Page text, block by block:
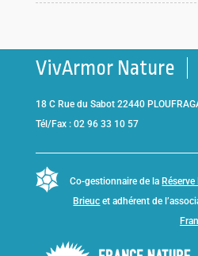
VivArmor Nature
18 C Rue du Sabot 22440
Tél/Fax : 02 96 33 10 57
Co-gestionnaire de la
Brieuc et adhérent de